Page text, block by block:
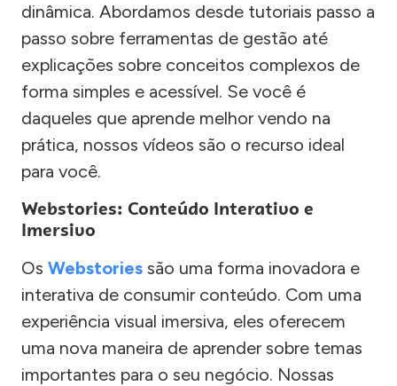
dinâmica. Abordamos desde tutoriais passo a
passo sobre ferramentas de gestão até
explicações sobre conceitos complexos de
forma simples e acessível. Se você é
daqueles que aprende melhor vendo na
prática, nossos vídeos são o recurso ideal
para você.
Webstories: Conteúdo Interativo e
Imersivo
Os Webstories são uma forma inovadora e
interativa de consumir conteúdo. Com uma
experiência visual imersiva, eles oferecem
uma nova maneira de aprender sobre temas
importantes para o seu negócio. Nossas